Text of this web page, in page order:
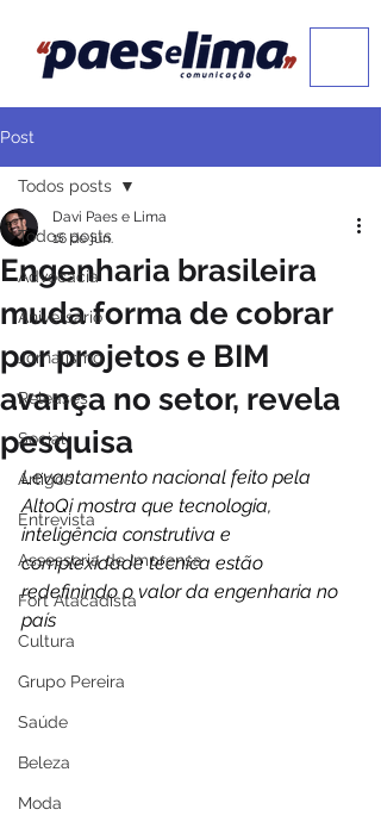
Post
Todos posts
Advocacia
Aniversário
Jornalismo
Releases
Social
Artigos
Entrevista
Assessoria de Imprensa
Fort Atacadista
Cultura
Grupo Pereira
Saúde
Beleza
Moda
Todos posts
Engenharia brasileira
muda forma de cobrar
por projetos e BIM
avança no setor, revela
pesquisa
Davi Paes e Lima
16 de jun.
Levantamento nacional feito pela
AltoQi mostra que tecnologia,
inteligência construtiva e
complexidade técnica estão
redefinindo o valor da engenharia no
país